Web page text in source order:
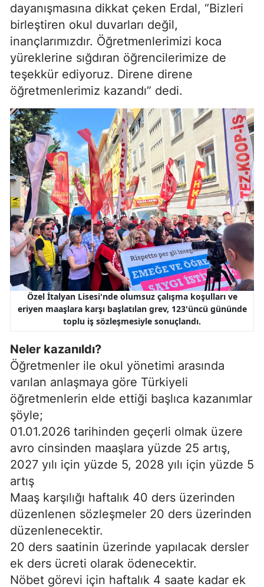
dayanışmasına dikkat çeken Erdal, “Bizleri
birleştiren okul duvarları değil,
inançlarımızdır. Öğretmenlerimizi koca
yüreklerine sığdıran öğrencilerimize de
teşekkür ediyoruz. Direne direne
öğretmenlerimiz kazandı” dedi.
Özel İtalyan Lisesi'nde olumsuz çalışma koşulları ve
eriyen maaşlara karşı başlatılan grev, 123'üncü gününde
toplu iş sözleşmesiyle sonuçlandı.
Neler kazanıldı?
Öğretmenler ile okul yönetimi arasında
varılan anlaşmaya göre Türkiyeli
öğretmenlerin elde ettiği başlıca kazanımlar
şöyle;
01.01.2026 tarihinden geçerli olmak üzere
avro cinsinden maaşlara yüzde 25 artış,
2027 yılı için yüzde 5, 2028 yılı için yüzde 5
artış
Maaş karşılığı haftalık 40 ders üzerinden
düzenlenen sözleşmeler 20 ders üzerinden
düzenlenecektir.
20 ders saatinin üzerinde yapılacak dersler
ek ders ücreti olarak ödenecektir.
Nöbet görevi için haftalık 4 saate kadar ek